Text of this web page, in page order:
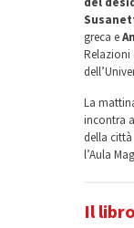
greca e
Relazioni
La
incontra
della
l’Aula
Il libro